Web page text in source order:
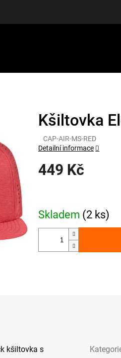
Kšiltovka
CAP-AIR-MS-RED
449 Kč
Skladem (2 ks)
Detailní informace
kšiltovka s